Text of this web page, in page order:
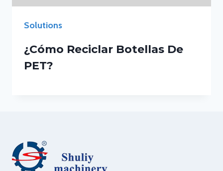
Solutions
¿Cómo Reciclar Botellas De
PET?